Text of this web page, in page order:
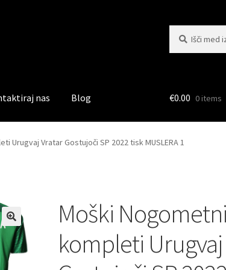
nas Blog €0.00 0 items
Urugvaj Vratar Gostujoči SP 2022 tisk MUSLERA 1
Moški
kompleti Urugvaj